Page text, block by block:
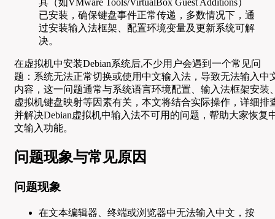
具（如VMware Tools/VirtualBox Guest Additions）
已安装，确保键盘事件正常传递，多数情况下，通
过安装输入法框架、配置环境变量及更新系统可解
决。
在虚拟机中安装Debian系统后,不少用户会遇到一个常见问
题：系统无法正常切换或使用中文输入法，导致无法输入中
内容，这一问题通常与系统语言环境配置、输入法框架安装
虚拟机键盘映射等因素有关，本文将结合实际操作，详细排
并解决Debian虚拟机中输入法不可用的问题，帮助大家恢复
文输入功能。
问题现象与常见原因
问题现象
在文本编辑器、终端或浏览器中无法输入中文，按